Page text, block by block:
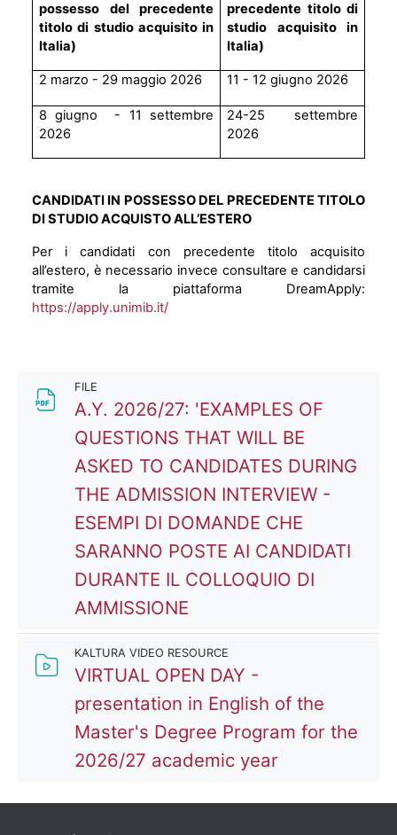
possesso del precedente
titolo di studio acquisito in
Italia)
precedente titolo di
studio acquisito in
Italia)
2 marzo - 29 maggio 2026 11 - 12 giugno 2026
8 giugno - 11 settembre
2026
24-25 settembre
2026
CANDIDATI IN POSSESSO DEL PRECEDENTE TITOLO
DI STUDIO ACQUISTO ALL’ESTERO
Per i candidati con precedente titolo acquisito
all’estero, è necessario invece consultare e candidarsi
tramite la piattaforma DreamApply:
https://apply.unimib.it/
FILE
A.Y. 2026/27: 'EXAMPLES OF
QUESTIONS THAT WILL BE
ASKED TO CANDIDATES DURING
THE ADMISSION INTERVIEW -
ESEMPI DI DOMANDE CHE
SARANNO POSTE AI CANDIDATI
DURANTE IL COLLOQUIO DI
AMMISSIONE
KALTURA VIDEO RESOURCE
VIRTUAL OPEN DAY -
presentation in English of the
Master's Degree Program for the
2026/27 academic yearKaltura